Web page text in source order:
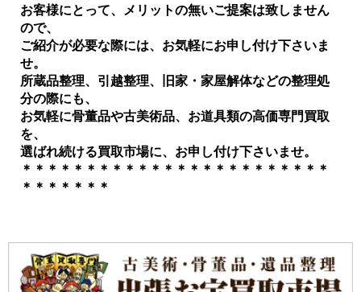
お客様にとって、メリットの無いご提案は致しません
ので、
ご紹介が必要な際には、お気軽にお申し付け下さいま
せ。
所蔵品整理、引越整理、旧家・家屋解体などの整理処
分の際にも、
お気軽に骨董品や古美術品、お道具類の高価専門買取
を、
選ばれ続ける買取市場に、お申し付け下さいませ。
＊＊＊＊＊＊＊＊＊＊＊＊＊＊＊＊＊＊＊＊＊＊＊＊
＊＊＊＊＊＊＊